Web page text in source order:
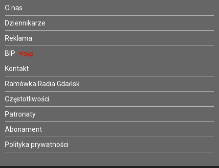
O nas
Dziennikarze
Reklama
BIP
Kontakt
Ramówka Radia Gdańsk
Częstotliwości
Patronaty
Abonament
Polityka prywatności